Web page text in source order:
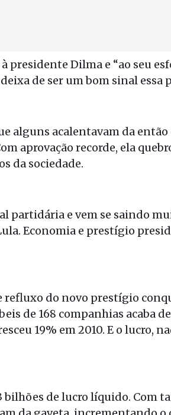
Dilma e “ao seu
de ser um bom sinal essa
alguns acalentavam da
aprovação recorde, ela
da sociedade.
partidária e vem se saindo
Economia e prestígio
refluxo do novo prestígio
de 168 companhias acaba
19% em 2010. E o lucro,
bilhões de lucro líquido. Com